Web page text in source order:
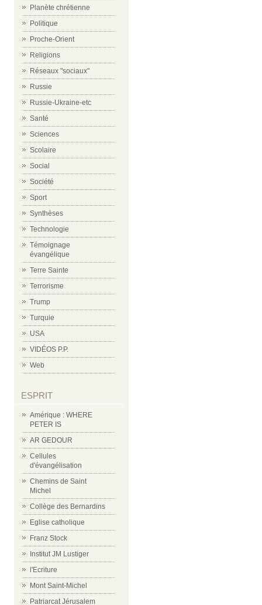
Planète chrétienne
Politique
Proche-Orient
Religions
Réseaux "sociaux"
Russie
Russie-Ukraine-etc
Santé
Sciences
Scolaire
Social
Société
Sport
Synthèses
Technologie
Témoignage
évangélique
Terre Sainte
Terrorisme
Trump
Turquie
USA
VIDÉOS P.P.
Web
ESPRIT
Amérique : WHERE
PETER IS
AR GEDOUR
Cellules
d'évangélisation
Chemins de Saint
Michel
Collège des Bernardins
Eglise catholique
Franz Stock
Institut JM Lustiger
l'Ecriture
Mont Saint-Michel
Patriarcat Jérusalem